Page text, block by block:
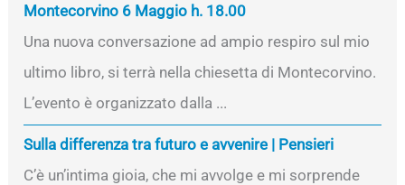
Montecorvino 6 Maggio h. 18.00
Una nuova conversazione ad ampio respiro sul mio
ultimo libro, si terrà nella chiesetta di Montecorvino.
L’evento è organizzato dalla ...
Sulla differenza tra futuro e avvenire | Pensieri
C’è un’intima gioia, che mi avvolge e mi sorprende